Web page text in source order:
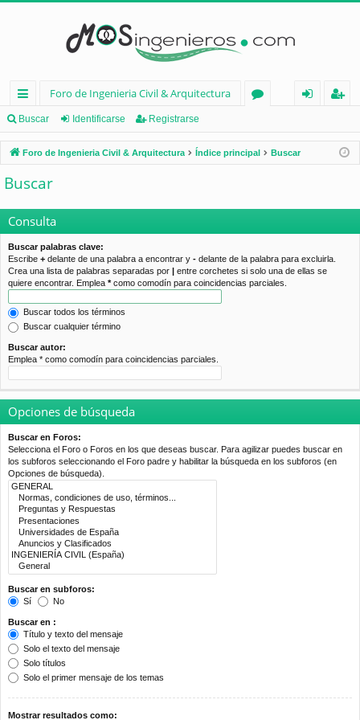
nl
ac
es
rá
pi
d
os
Foro de Ingenieria Civil & Arquitectura
os
nt
ifi
ist
ra
Buscar Identificarse Registrarse
Foro de Ingenieria Civil & Arquitectura Índice principal Buscar
Buscar
Consulta
Buscar palabras clave:
Escribe + delante de una palabra a encontrar y - delante de la palabra para excluirla.
Crea una lista de palabras separadas por | entre corchetes si solo una de ellas se
quiere encontrar. Emplea *como comodín para coincidencias parciales.
Buscar todos los términos
Buscar cualquier término
Buscar autor:
Emplea * como comodín para coincidencias parciales.
Opciones de búsqueda
Buscar en Foros:
Selecciona el Foro o Foros en los que deseas buscar. Para agilizar puedes buscar en
los subforos seleccionando el Foro padre y habilitar la búsqueda en los subforos (en
Opciones de búsqueda).
Buscar en subforos:
Sí
No
Buscar en :
Título y texto del mensaje
Solo el texto del mensaje
Solo títulos
Solo el primer mensaje de los temas
Mostrar resultados como: